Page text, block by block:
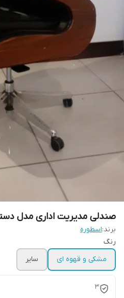
صندلی مدیریت اداری مدل
برند:اسطوره
رنگ
مشکی و قهوه ای
سایر
3